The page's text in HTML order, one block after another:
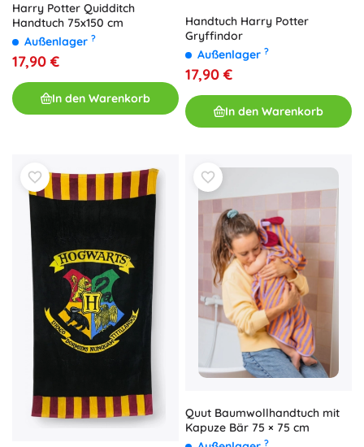
Harry Potter Quidditch
Handtuch 75x150 cm
Außenlager ?
17,90 €
In den Warenkorb
Handtuch Harry Potter
Gryffindor
Außenlager ?
17,90 €
In den Warenkorb
Quut Baumwollhandtuch mit
Kapuze Bär 75 × 75 cm
?